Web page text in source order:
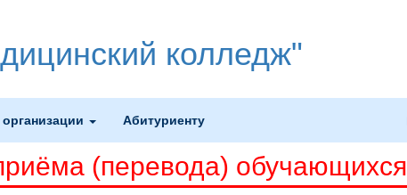
колледж"
Абитуриенту
(перевода) обучающихся